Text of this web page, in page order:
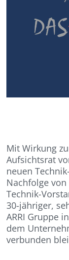
Mit Wirkung
Aufsichtsrat
neuen
Nachfolge
Technik-
30-jähriger,
ARRI Gruppe
dem
verbunden